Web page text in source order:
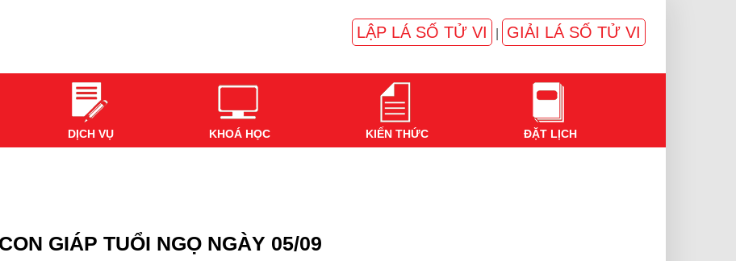
LẬP LÁ SỐ TỬ VI GIẢI LÁ SỐ TỬ VI
DỊCH VỤ KHOÁ HỌC KIẾN THỨC ĐẶT LỊCH
GIÁP TUỔI NGỌ NGÀY 05/09